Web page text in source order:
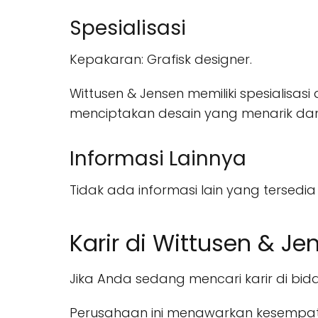
Spesialisasi
Kepakaran: Grafisk designer.
Wittusen & Jensen memiliki
menciptakan desain yang menarik
Informasi Lainnya
Tidak ada informasi lain yang
Karir di Wittusen &
Jika Anda sedang mencari karir di
Perusahaan ini menawarkan